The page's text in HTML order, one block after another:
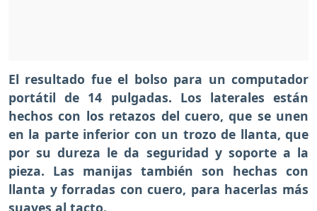
El resultado fue el bolso para un computador
portátil de 14 pulgadas. Los laterales están
hechos con los retazos del cuero, que se unen
en la parte inferior con un trozo de llanta, que
por su dureza le da seguridad y soporte a la
pieza. Las manijas también son hechas con
llanta y forradas con cuero, para hacerlas más
suaves al tacto.